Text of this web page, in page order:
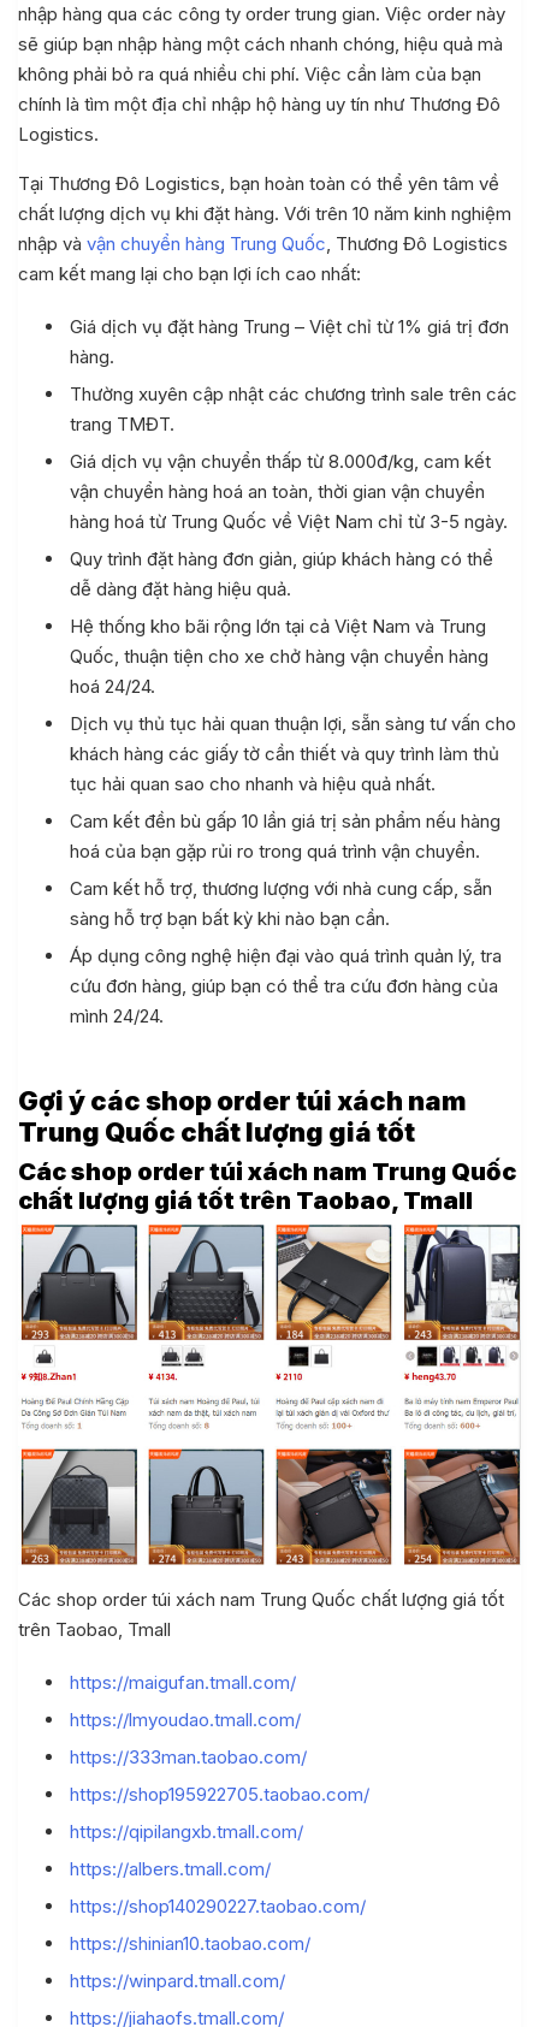
nhập hàng qua các công ty order trung gian. Việc order này
sẽ giúp bạn nhập hàng một cách nhanh chóng, hiệu quả mà
không phải bỏ ra quá nhiều chi phí. Việc cần làm của bạn
chính là tìm một địa chỉ nhập hộ hàng uy tín như Thương Đô
Logistics.
Tại Thương Đô Logistics, bạn hoàn toàn có thể yên tâm về
chất lượng dịch vụ khi đặt hàng. Với trên 10 năm kinh nghiệm
nhập và vận chuyển hàng Trung Quốc , Thương Đô Logistics
cam kết mang lại cho bạn lợi ích cao nhất:
Giá dịch vụ đặt hàng Trung – Việt chỉ từ 1% giá trị đơn
hàng.
Thường xuyên cập nhật các chương trình sale trên các
trang TMĐT.
Giá dịch vụ vận chuyển thấp từ 8.000đ/kg, cam kết
vận chuyển hàng hoá an toàn, thời gian vận chuyển
hàng hoá từ Trung Quốc về Việt Nam chỉ từ 3-5 ngày.
Quy trình đặt hàng đơn giản, giúp khách hàng có thể
dễ dàng đặt hàng hiệu quả.
Hệ thống kho bãi rộng lớn tại cả Việt Nam và Trung
Quốc, thuận tiện cho xe chở hàng vận chuyển hàng
hoá 24/24.
Dịch vụ thủ tục hải quan thuận lợi, sẵn sàng tư vấn cho
khách hàng các giấy tờ cần thiết và quy trình làm thủ
tục hải quan sao cho nhanh và hiệu quả nhất.
Cam kết đền bù gấp 10 lần giá trị sản phẩm nếu hàng
hoá của bạn gặp rủi ro trong quá trình vận chuyển.
Cam kết hỗ trợ, thương lượng với nhà cung cấp, sẵn
sàng hỗ trợ bạn bất kỳ khi nào bạn cần.
Áp dụng công nghệ hiện đại vào quá trình quản lý, tra
cứu đơn hàng, giúp bạn có thể tra cứu đơn hàng của
mình 24/24.
Gợi ý các shop order túi xách nam
Trung Quốc chất lượng giá tốt
Các shop order túi xách nam Trung Quốc
chất lượng giá tốt trên Taobao, Tmall
Các shop order túi xách nam Trung Quốc chất lượng giá tốt
trên Taobao, Tmall
https://maigufan.tmall.com/
https://lmyoudao.tmall.com/
https://333man.taobao.com/
https://shop195922705.taobao.com/
https://qipilangxb.tmall.com/
https://albers.tmall.com/
https://shop140290227.taobao.com/
https://shinian10.taobao.com/
https://winpard.tmall.com/
https://jiahaofs.tmall.com/